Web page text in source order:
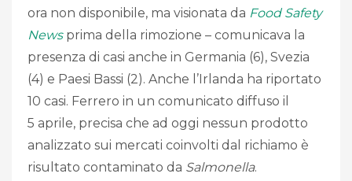
ora non disponibile, ma visionata da Food Safety
News prima della rimozione – comunicava la
presenza di casi anche in Germania (6), Svezia
(4) e Paesi Bassi (2). Anche l’Irlanda ha riportato
10 casi. Ferrero in un comunicato diffuso il
5 aprile, precisa che ad oggi nessun prodotto
analizzato sui mercati coinvolti dal richiamo è
risultato contaminato da Salmonella.